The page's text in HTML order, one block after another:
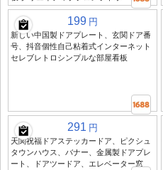
199 円
新しい中国製ドアプレート、玄関ドア番
号、抖音個性自己粘着式インターネット
セレブレトロシンプルな部屋看板
291 円
天関祝福ドアステッカードア、ピクシュ
タウンハウス、バナー、金属製ドアプレ
ート、ドアツードア、エレベーター窓